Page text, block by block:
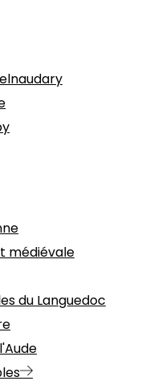
médiévale
du Languedoc